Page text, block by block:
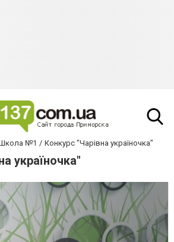
№1 Конкурс "Чарівна україночка"
україночка"